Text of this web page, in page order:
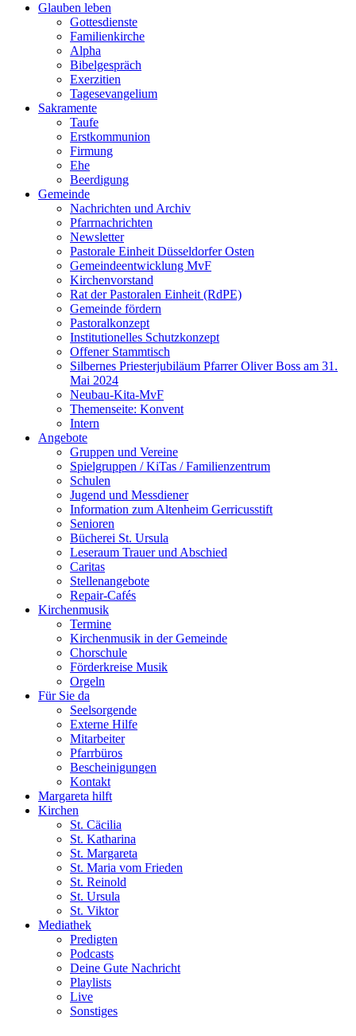
Glauben leben
Gottesdienste
Familienkirche
Alpha
Bibelgespräch
Exerzitien
Tagesevangelium
Sakramente
Taufe
Erstkommunion
Firmung
Ehe
Beerdigung
Gemeinde
Nachrichten und Archiv
Pfarrnachrichten
Newsletter
Pastorale Einheit Düsseldorfer Osten
Gemeindeentwicklung MvF
Kirchenvorstand
Rat der Pastoralen Einheit (RdPE)
Gemeinde fördern
Pastoralkonzept
Institutionelles Schutzkonzept
Offener Stammtisch
Silbernes Priesterjubiläum Pfarrer Oliver Boss am 31.
Mai 2024
Neubau-Kita-MvF
Themenseite: Konvent
Intern
Angebote
Gruppen und Vereine
Spielgruppen / KiTas / Familienzentrum
Schulen
Jugend und Messdiener
Information zum Altenheim Gerricusstift
Senioren
Bücherei St. Ursula
Leseraum Trauer und Abschied
Caritas
Stellenangebote
Repair-Cafés
Kirchenmusik
Termine
Kirchenmusik in der Gemeinde
Chorschule
Förderkreise Musik
Orgeln
Für Sie da
Seelsorgende
Externe Hilfe
Mitarbeiter
Pfarrbüros
Bescheinigungen
Kontakt
Margareta hilft
Kirchen
St. Cäcilia
St. Katharina
St. Margareta
St. Maria vom Frieden
St. Reinold
St. Ursula
St. Viktor
Mediathek
Predigten
Podcasts
Deine Gute Nachricht
Playlists
Live
Sonstiges